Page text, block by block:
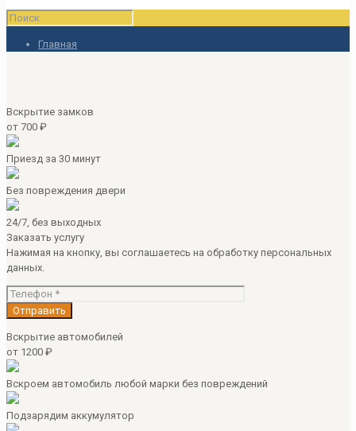
Главная
Вскрытие замков
от 700 ₽
Приезд за 30 минут
Без повреждения двери
24/7, без выходных
Заказать услугу
Нажимая на кнопку, вы соглашаетесь на обработку персональных
данных.
Вскрытие автомобилей
от 1200 ₽
Вскроем автомобиль любой марки без повреждений
Подзарядим аккумулятор